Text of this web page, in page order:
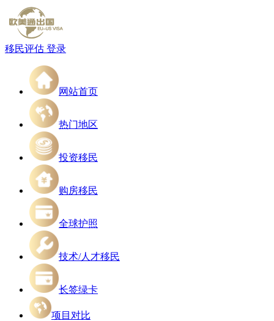
移民评估 登录
网站首页
热门地区
投资移民
购房移民
全球护照
技术/人才移民
长签绿卡
项目对比